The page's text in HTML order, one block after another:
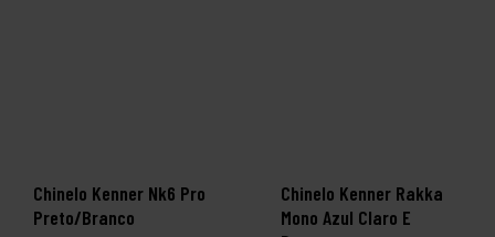
Chinelo Kenner Nk6 Pro
Preto/Branco
Chinelo Kenner Rakka
Mono Azul Claro E